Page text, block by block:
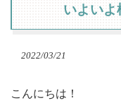
いよいよ
2022/03/21
こんにちは！